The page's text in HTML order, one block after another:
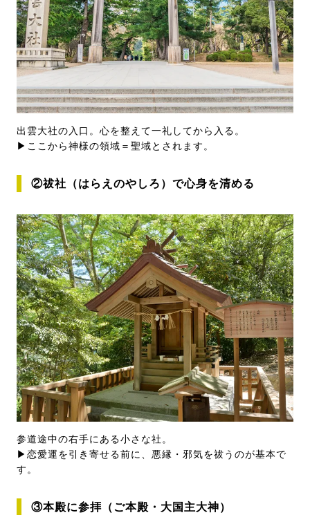
出雲大社の入口。心を整えて一礼してから入る。
▶ここから神様の領域＝聖域とされます。
②祓社（はらえのやしろ）で心身を清める
参道途中の右手にある小さな社。
▶恋愛運を引き寄せる前に、悪縁・邪気を祓うのが基本で
す。
③本殿に参拝（ご本殿・大国主大神）